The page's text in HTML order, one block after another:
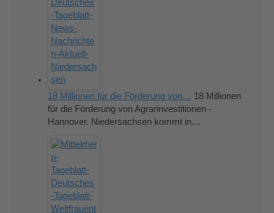
18 Millionen für die Förderung von… 18 Millionen
für die Förderung von Agrarinvestitionen -
Hannover. Niedersachsen kommt in…